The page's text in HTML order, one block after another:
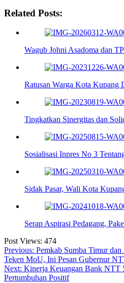
Related Posts:
Wagub Johni Asadoma dan
Ratusan Warga Kota
Tingkatkan Sinergitas dan
Sosialisasi Inpres No 3
Sidak Pasar, Wali Kota
Serap Aspirasi Pedagang,
Post Views: 474
Navigasi
pos
Previous: Pemkab Sumba Timur
Teken MoU, Ini Pesan Gubernur
Next: Kinerja Keuangan Bank NTT
Pertumbuhan Positif